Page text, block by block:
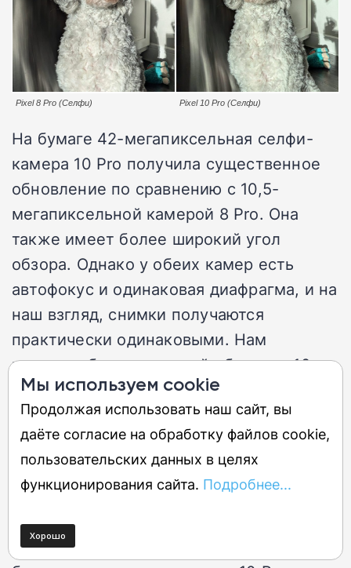
Pixel 8 Pro (Селфи) Pixel 10 Pro (Селфи)
На бумаге 42-мегапиксельная селфи-
камера 10 Pro получила существенное
обновление по сравнению с 10,5-
мегапиксельной камерой 8 Pro. Она
также имеет более широкий угол
обзора. Однако у обеих камер есть
автофокус и одинаковая диафрагма, и на
наш взгляд, снимки получаются
практически одинаковыми. Нам
нравится более широкий объектив 10
Pro, но это само по себе не является
веской причиной для обновления.
Главное улучшение, но с
оговоркой
Если вы часто делаете снимки с
Мы используем cookie
Продолжая использовать наш сайт, вы
даёте согласие на обработку файлов cookie,
пользовательских данных в целях
функционирования сайта. Подробнее...